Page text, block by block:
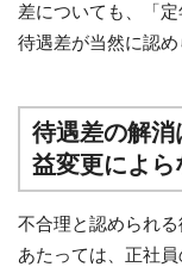
差についても、「
待遇差が当然に認め
待遇差の解消
益変更によ
不合理と認められ
あたっては、正社